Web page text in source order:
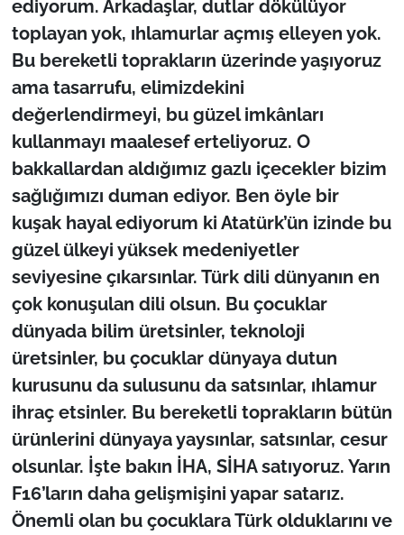
ediyorum. Arkadaşlar, dutlar dökülüyor
toplayan yok, ıhlamurlar açmış elleyen yok.
Bu bereketli toprakların üzerinde yaşıyoruz
ama tasarrufu, elimizdekini
değerlendirmeyi, bu güzel imkânları
kullanmayı maalesef erteliyoruz. O
bakkallardan aldığımız gazlı içecekler bizim
sağlığımızı duman ediyor. Ben öyle bir
kuşak hayal ediyorum ki Atatürk’ün izinde bu
güzel ülkeyi yüksek medeniyetler
seviyesine çıkarsınlar. Türk dili dünyanın en
çok konuşulan dili olsun. Bu çocuklar
dünyada bilim üretsinler, teknoloji
üretsinler, bu çocuklar dünyaya dutun
kurusunu da sulusunu da satsınlar, ıhlamur
ihraç etsinler. Bu bereketli toprakların bütün
ürünlerini dünyaya yaysınlar, satsınlar, cesur
olsunlar. İşte bakın İHA, SİHA satıyoruz. Yarın
F16’ların daha gelişmişini yapar satarız.
Önemli olan bu çocuklara Türk olduklarını ve